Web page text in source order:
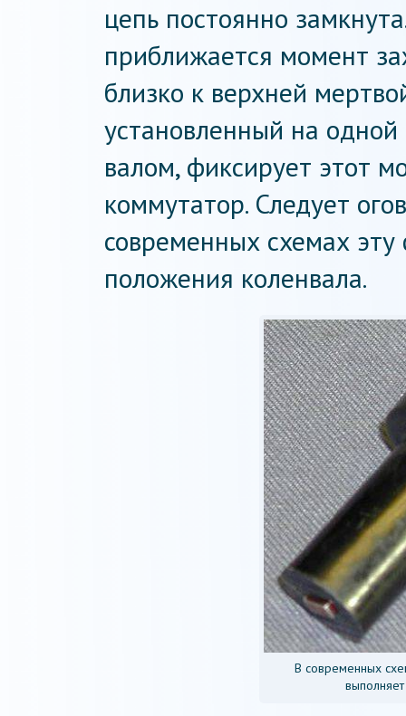
цепь постоянно
приближается момент
близко к верхней
установленный на
валом, фиксирует этот
коммутатор. Следует
современных схемах
положения коленвала.
В современных